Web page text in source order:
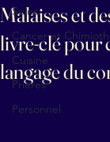
Soins
Cancer et
Cuisine
Prières
Personnel
Malaises et
livre-clé pour
langage du